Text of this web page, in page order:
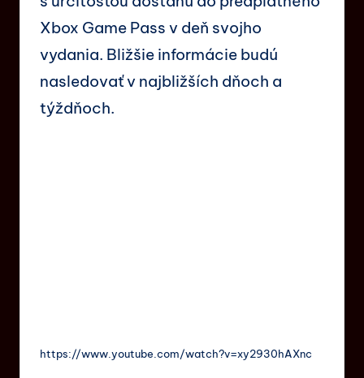
Xbox Game Pass v deň svojho
vydania. Bližšie informácie budú
nasledovať v najbližších dňoch a
týždňoch.
https://www.youtube.com/watch?v=xy2930hAXnc